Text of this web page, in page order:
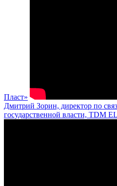
Пласт»
Дмитрий Зорин, директор по
государственной власти, TDM